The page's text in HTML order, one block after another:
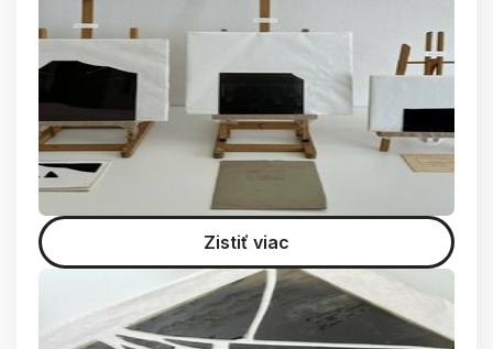
Zistiť viac